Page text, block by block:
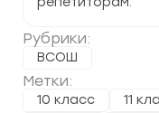
Рубрики:
ВСОШ
Метки:
10 класс 11
ответы